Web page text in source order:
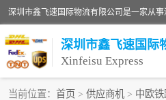
深圳市鑫飞速国际
Xinfeisu Express
当前位置： 首页 > 供应商机 > 中欧铁